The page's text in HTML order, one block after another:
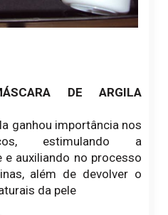
DE ARGILA
ganhou importância nos
estimulando a
auxiliando no processo
além de devolver o
da pele